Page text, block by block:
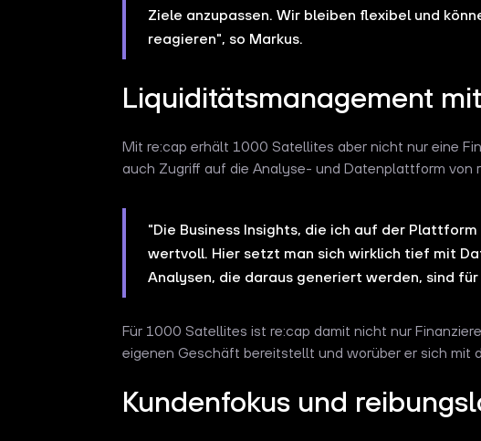
Ziele anzupassen. Wir bleiben flexibel und
reagieren", so Markus.
Liquiditätsmanagement
Mit re:cap erhält 1000 Satellites aber nicht nur eine
auch Zugriff auf die Analyse- und Datenplattform von
"Die Business Insights, die ich auf der
wertvoll. Hier setzt man sich wirklich tief mit
Analysen, die daraus generiert werden, sind
Für 1000 Satellites ist re:cap damit nicht nur
eigenen Geschäft bereitstellt und worüber er sich mit
Kundenfokus und